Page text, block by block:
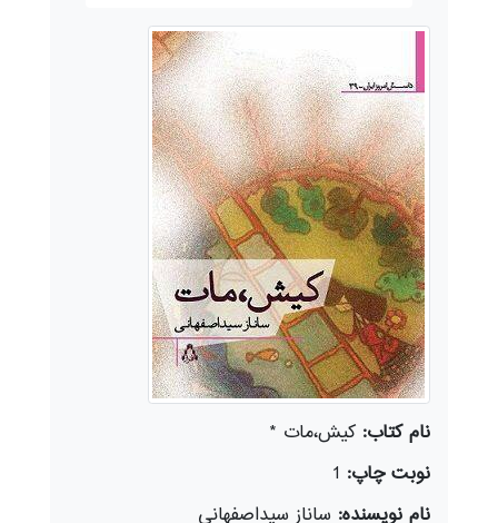
نام کتاب: کیش،مات *
نوبت چاپ: 1
نام نویسنده: ساناز سیداصفهانی